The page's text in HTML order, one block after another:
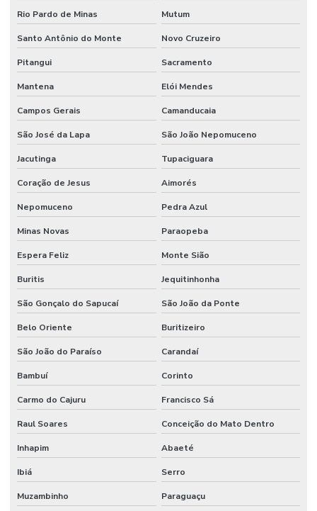
Rio Pardo de Minas Mutum
Santo Antônio do Monte Novo Cruzeiro
Pitangui Sacramento
Mantena Elói Mendes
Campos Gerais Camanducaia
São José da Lapa São João Nepomuceno
Jacutinga Tupaciguara
Coração de Jesus Aimorés
Nepomuceno Pedra Azul
Minas Novas Paraopeba
Espera Feliz Monte Sião
Buritis Jequitinhonha
São Gonçalo do Sapucaí São João da Ponte
Belo Oriente Buritizeiro
São João do Paraíso Carandaí
Bambuí Corinto
Carmo do Cajuru Francisco Sá
Raul Soares Conceição do Mato Dentro
Inhapim Abaeté
Ibiá Serro
Muzambinho Paraguaçu